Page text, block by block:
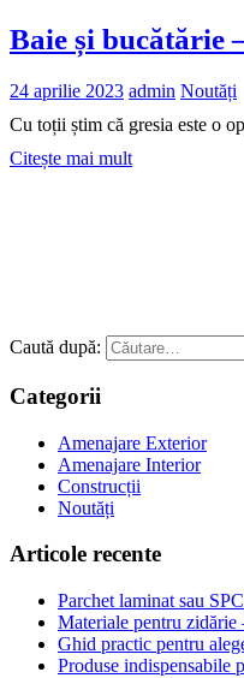
Baie și bucătărie
24 aprilie 2023 admin Noutăți
Cu toții știm că gresia este o
Citește mai mult
Caută după:
Categorii
Amenajare Exterior
Amenajare Interior
Construcții
Noutăți
Articole recente
Parchet laminat sau
Materiale pentru zidărie
Ghid practic pentru
Produse indispensabile